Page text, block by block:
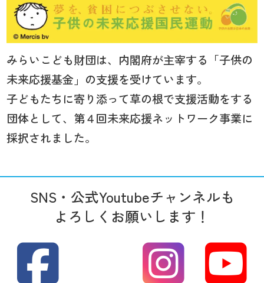
みらいこども財団は、内閣府が主宰する「子供の
未来応援基金」の支援を受けています。
子どもたちに寄り添って草の根で支援活動をする
団体として、第４回未来応援ネットワーク事業に
採択されました。
SNS・公式Youtubeチャンネルも
よろしくお願いします！